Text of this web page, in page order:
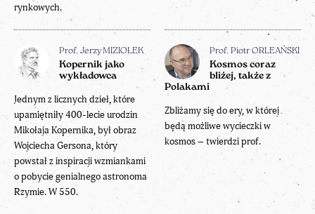
rynkowych.
Prof. Jerzy MIZIOŁEK
Kopernik jako
wykładowca
Jednym z licznych dzieł, które
upamiętniły 400-lecie urodzin
Mikołaja Kopernika, był obraz
Wojciecha Gersona, który
powstał z inspiracji wzmiankami
o pobycie genialnego astronoma
Rzymie. W 550.
Prof. Piotr ORLEAŃSKI
Kosmos coraz
bliżej, także z
Polakami
Zbliżamy się do ery, w której
będą możliwe wycieczki w
kosmos – twierdzi prof.